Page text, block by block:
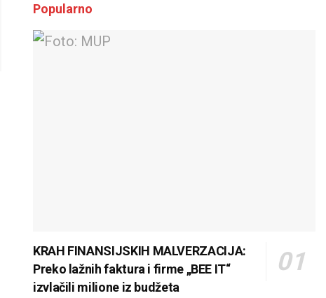
Popularno
KRAH FINANSIJSKIH MALVERZACIJA:
Preko lažnih faktura i firme „BEE IT“
izvlačili milione iz budžeta